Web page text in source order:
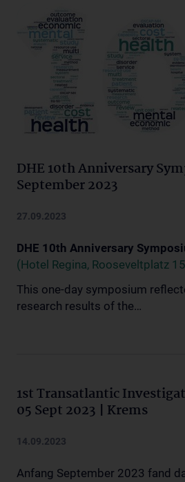
DHE 10th Anniversary
September 2023
27.09.2023
DHE 10th Anniversary
(Hotel Regina, Rooseveltplatz
This one-day symposium
research results of the…
1st Transatlantic
05 Sept 2023 | Krems
14.09.2023
Anfang September 2023 fand